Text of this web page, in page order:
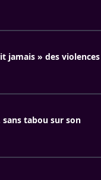
jamais » des violences
tabou sur son